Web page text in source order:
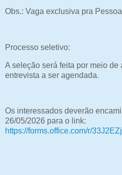
Obs.: Vaga exclusiva pra
Processo seletivo:
A seleção será feita por meio
entrevista a ser agendada.
Os interessados deverão
26/05/2026 para o link:
https://forms.office.com/r/